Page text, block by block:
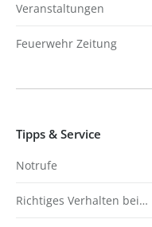
Veranstaltungen
Feuerwehr Zeitung
Tipps & Service
Notrufe
Richtiges Verhalten bei…